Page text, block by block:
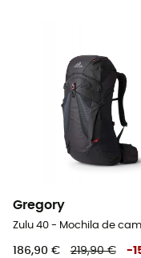
Gregory
186,90 € 219,90 € -